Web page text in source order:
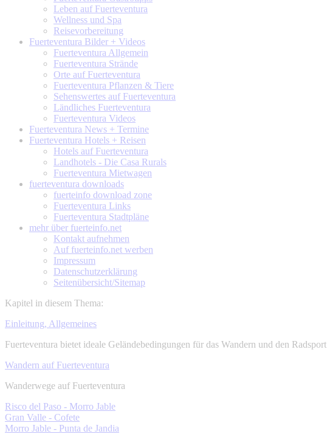
Leben auf Fuerteventura
Wellness und Spa
Reisevorbereitung
Fuerteventura Bilder + Videos
Fuerteventura Allgemein
Fuerteventura Strände
Orte auf Fuerteventura
Fuerteventura Pflanzen & Tiere
Sehenswertes auf Fuerteventura
Ländliches Fuerteventura
Fuerteventura Videos
Fuerteventura News + Termine
Fuerteventura Hotels + Reisen
Hotels auf Fuerteventura
Landhotels - Die Casa Rurals
Fuerteventura Mietwagen
fuerteventura downloads
fuerteinfo download zone
Fuerteventura Links
Fuerteventura Stadtpläne
mehr über fuerteinfo.net
Kontakt aufnehmen
Auf fuerteinfo.net werben
Impressum
Datenschutzerklärung
Seitenübersicht/Sitemap
Kapitel in diesem Thema:
Einleitung, Allgemeines
Fuerteventura bietet ideale Geländebedingungen für das Wandern und den Radsport
Wandern auf Fuerteventura
Wanderwege auf Fuerteventura
Risco del Paso - Morro Jable
Gran Valle - Cofete
Morro Jable - Punta de Jandia